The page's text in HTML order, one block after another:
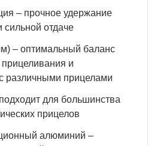
– прочное удержание
отдаче
– оптимальный баланс
и
различными прицелами
для большинства
прицелов
алюминий –